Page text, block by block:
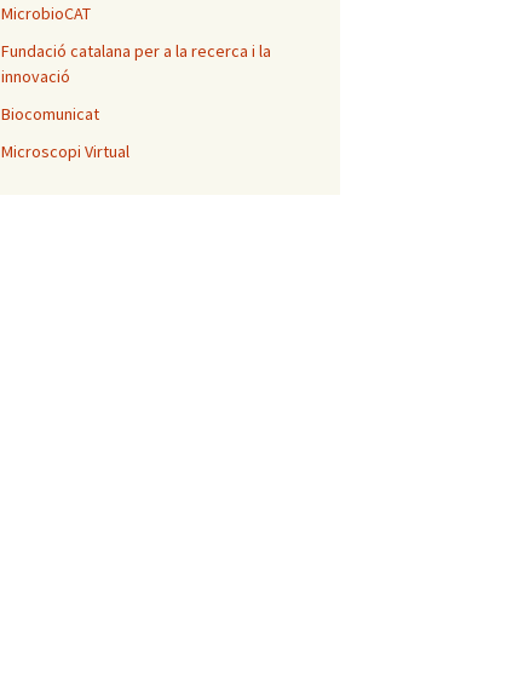
MicrobioCAT
Fundació catalana per a la recerca i la
innovació
Biocomunicat
Microscopi Virtual